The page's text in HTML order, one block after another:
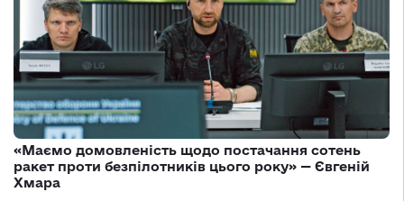
«Маємо домовленість щодо постачання сотень
ракет проти безпілотників цього року» — Євгеній
Хмара